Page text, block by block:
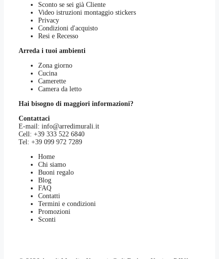
Sconto se sei già Cliente
Video istruzioni montaggio stickers
Privacy
Condizioni d'acquisto
Resi e Recesso
Arreda i tuoi ambienti
Zona giorno
Cucina
Camerette
Camera da letto
Hai bisogno di maggiori informazioni?
Contattaci
E-mail: info@arredimurali.it
Cell: +39 333 522 6840
Tel: +39 099 972 7289
Home
Chi siamo
Buoni regalo
Blog
FAQ
Contatti
Termini e condizioni
Promozioni
Sconti